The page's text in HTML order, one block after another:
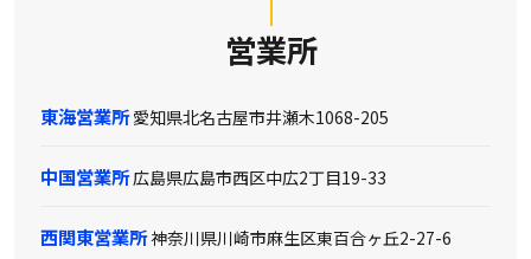
営業所
東海営業所 愛知県北名古屋市井瀬木1068-205
中国営業所広島県広島市西区中広2丁目19-33
西関東営業所神奈川県川崎市麻生区東百合ヶ丘2-27-6